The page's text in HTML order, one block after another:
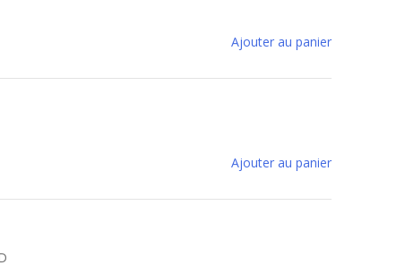
Ajouter au panier
Ajouter au panier